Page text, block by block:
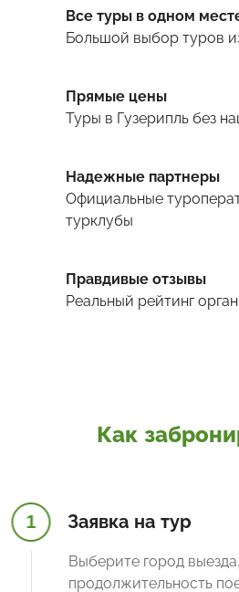
Все туры в одном
Большой выбор туров
Прямые цены
Туры в Гузерипль без
Надежные партнеры
Официальные
турклубы
Правдивые отзывы
Реальный рейтинг
Как
1 Заявка на тур
Выберите город
продолжительность